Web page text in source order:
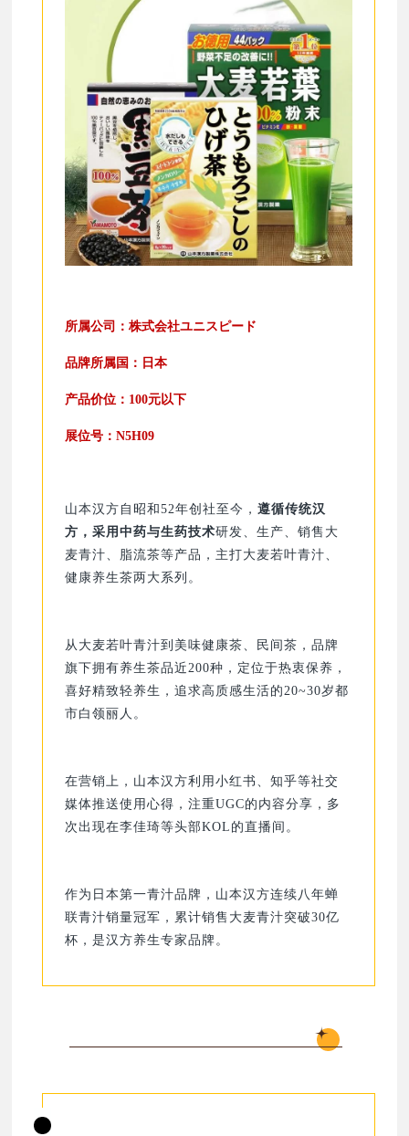
所属公司：株式会社ユニスピード
品牌所属国：日本
产品价位：100元以下
展位号：N5H09
山本汉方自昭和52年创社至今，遵循传统汉
方，采用中药与生药技术研发、生产、销售大
麦青汁、脂流茶等产品，主打大麦若叶青汁、
健康养生茶两大系列。
从大麦若叶青汁到美味健康茶、民间茶，品牌
旗下拥有养生茶品近200种，定位于热衷保养，
喜好精致轻养生，追求高质感生活的20~30岁都
市白领丽人。
在营销上，山本汉方利用小红书、知乎等社交
媒体推送使用心得，注重UGC的内容分享，多
次出现在李佳琦等头部KOL的直播间。
作为日本第一青汁品牌，山本汉方连续八年蝉
联青汁销量冠军，累计销售大麦青汁突破30亿
杯，是汉方养生专家品牌。